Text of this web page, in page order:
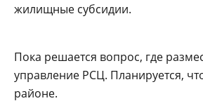
жилищные субсидии.
Пока решается вопрос, где
управление РСЦ. Плани­руется,
районе.